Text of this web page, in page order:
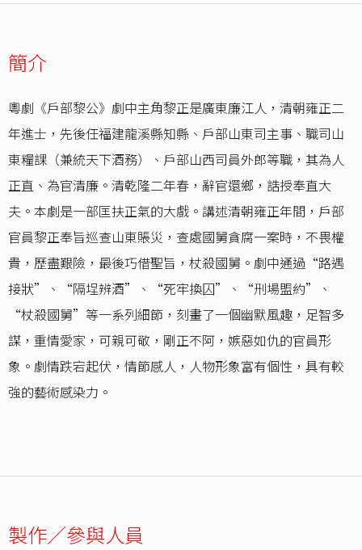
簡介
粵劇《戶部黎公》劇中主角黎正是廣東廉江人，清朝雍正二
年進士，先後任福建龍溪縣知縣、戶部山東司主事、職司山
東糧課（兼統天下酒務）、戶部山西司員外郎等職，其為人
正直、為官清廉。清乾隆二年春，辭官還鄉，誥授奉直大
夫。本劇是一部匡扶正氣的大戲。講述清朝雍正年間，戶部
官員黎正奉旨巡查山東賬災，查處國舅貪腐一案時，不畏權
貴，歷盡艱險，最後巧借聖旨，杖殺國舅。劇中通過“路遇
接狀”、“隔埕辨酒”、“死牢換囚”、“刑場盟約”、
“杖殺國舅”等一系列細節，刻畫了一個幽默風趣，足智多
謀，重情愛家，可親可敬，剛正不阿，嫉惡如仇的官員形
象。劇情跌宕起伏，情節感人，人物形象富有個性，具有較
強的藝術感染力。
製作／參與人員